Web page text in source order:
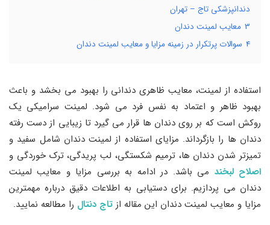
دندانپزشکی تاج – تهران
3 معایب لمینت دندان
4 سوالات پرتکرار در زمینه مزایا و معایب لمینت دندان
استفاده از لمینت، معایب ظاهری دندانی را بهبود می ‌بخشد و باعث
بهبود ظاهر و اعتماد به نفس فرد می ‌شود. لمینت سرامیکی یک
روکش است که بر روی دندان‌ ها قرار می‌ گیرد تا زیبایی از دست رفته
دندان‌ ها را بازگرداند. مزایای استفاده از لمینت دندان شامل سفید و
تمیزتر شدن دندان‌ ها، ترمیم شکستگی، لب‌ پریدگی، ترک‌ خوردگی و
اصلاح لبخند می‌ باشد. در ادامه به بررسی مزایا و معایب لمینت
دندان می‌ پردازیم. برای دستیابی به اطلاعات دقیق درباره مهمترین
مزایا و معایب لمینت دندان این مقاله از تاج دنتال را مطالعه نمایید.